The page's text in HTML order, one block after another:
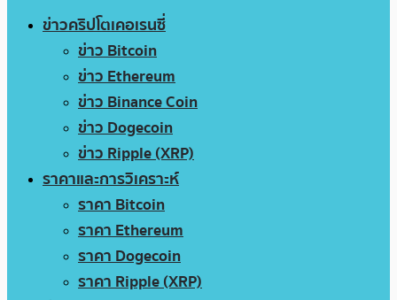
ข่าวคริปโตเคอเรนซี่
ข่าว Bitcoin
ข่าว Ethereum
ข่าว Binance Coin
ข่าว Dogecoin
ข่าว Ripple (XRP)
ราคาและการวิเคราะห์
ราคา Bitcoin
ราคา Ethereum
ราคา Dogecoin
ราคา Ripple (XRP)